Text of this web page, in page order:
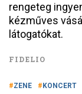
rengeteg
kézműves
látogatókat.
FIDELIO
ZENE KONCERT